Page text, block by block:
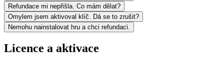
Refundace mi nepřišla. Co mám dělat?
Omylem jsem aktivoval klíč. Dá se to zrušit?
Nemohu nainstalovat hru a chci refundaci.
Licence a aktivace